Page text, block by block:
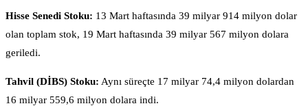
Hisse Senedi Stoku: 13 Mart haftasında 39 milyar 914 milyon dolar
olan toplam stok, 19 Mart haftasında 39 milyar 567 milyon dolara
geriledi.
Tahvil (DİBS) Stoku: Aynı süreçte 17 milyar 74,4 milyon dolardan
16 milyar 559,6 milyon dolara indi.